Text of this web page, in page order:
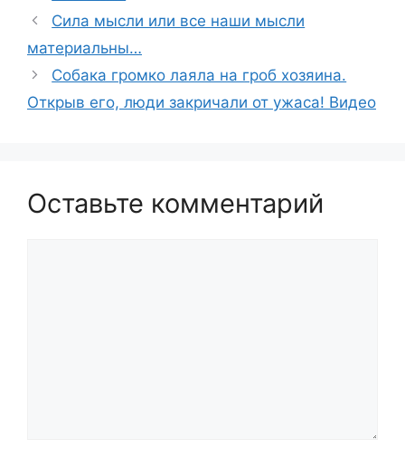
Сила мысли или все наши мысли
материальны…
Собака громко лаяла на гpoб хозяина.
Открыв его, люди закричали от yжaca! Видео
Оставьте комментарий